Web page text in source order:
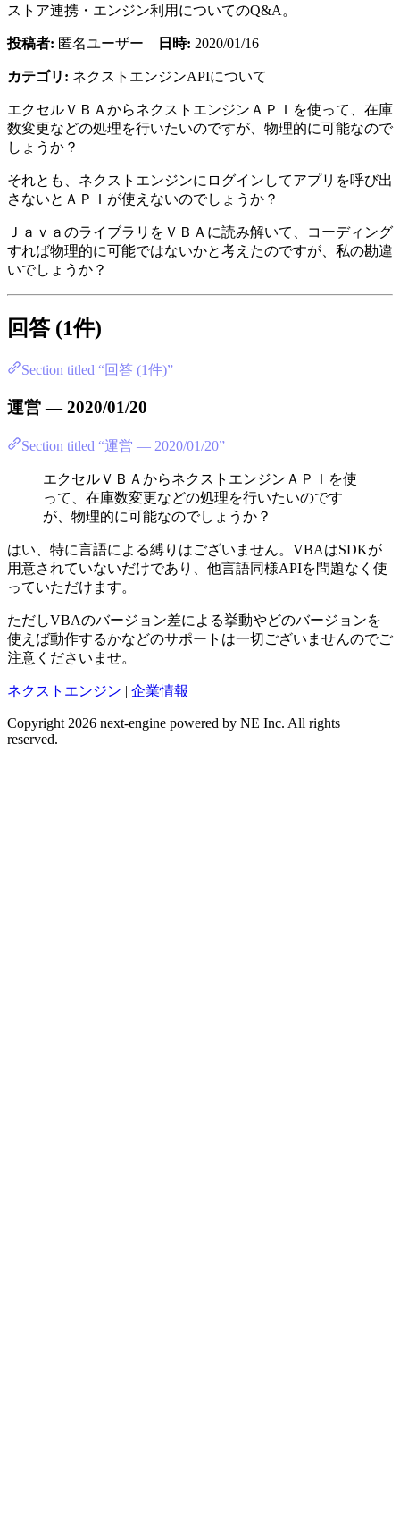
ストア連携・エンジン利用についてのQ&A。
投稿者: 匿名ユーザー 日時: 2020/01/16
カテゴリ: ネクストエンジンAPIについて
エクセルＶＢＡからネクストエンジンＡＰＩを使って、在庫
数変更などの処理を行いたいのですが、物理的に可能なので
しょうか？
それとも、ネクストエンジンにログインしてアプリを呼び出
さないとＡＰＩが使えないのでしょうか？
ＪａｖａのライブラリをＶＢＡに読み解いて、コーディング
すれば物理的に可能ではないかと考えたのですが、私の勘違
いでしょうか？
回答 (1件)
Section titled “回答 (1件)”
運営 — 2020/01/20
Section titled “運営 — 2020/01/20”
エクセルＶＢＡからネクストエンジンＡＰＩを使
って、在庫数変更などの処理を行いたいのです
が、物理的に可能なのでしょうか？
はい、特に言語による縛りはございません。VBAはSDKが
用意されていないだけであり、他言語同様APIを問題なく使
っていただけます。
ただしVBAのバージョン差による挙動やどのバージョンを
使えば動作するかなどのサポートは一切ございませんのでご
注意くださいませ。
ネクストエンジン | 企業情報
Copyright 2026 next-engine powered by NE Inc. All rights
reserved.